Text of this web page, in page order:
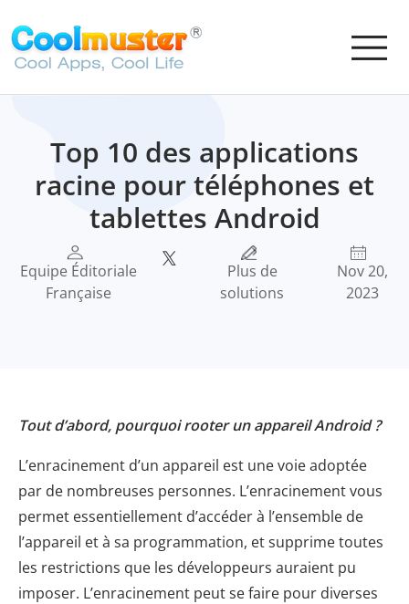
Top 10 des applications
racine pour téléphones et
tablettes Android
Equipe Éditoriale
Française
Plus de
solutions
Nov 20,
2023
Tout d’abord, pourquoi rooter un appareil Android ?
L’enracinement d’un appareil est une voie adoptée
par de nombreuses personnes. L’enracinement vous
permet essentiellement d’accéder à l’ensemble de
l’appareil et à sa programmation, et supprime toutes
les restrictions que les développeurs auraient pu
imposer. L’enracinement peut se faire pour diverses